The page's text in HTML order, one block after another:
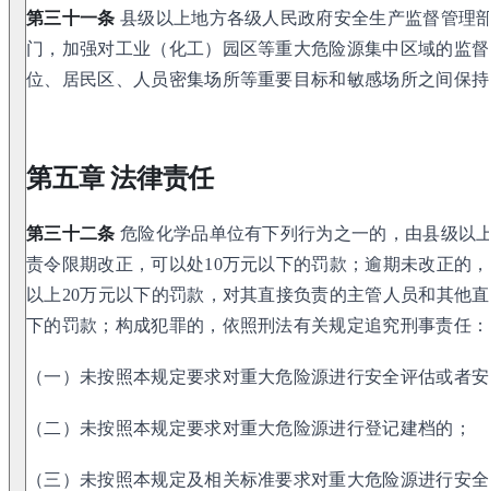
第三十一条 县级以上地方各级人民政府安全生产监督管理
门，加强对工业（化工）园区等重大危险源集中区域的监
位、居民区、人员密集场所等重要目标和敏感场所之间保
第五章 法律责任
第三十二条 危险化学品单位有下列行为之一的，由县级以
责令限期改正，可以处10万元以下的罚款；逾期未改正的
以上20万元以下的罚款，对其直接负责的主管人员和其他
下的罚款；构成犯罪的，依照刑法有关规定追究刑事责任：
（一）未按照本规定要求对重大危险源进行安全评估或者
（二）未按照本规定要求对重大危险源进行登记建档的；
（三）未按照本规定及相关标准要求对重大危险源进行安